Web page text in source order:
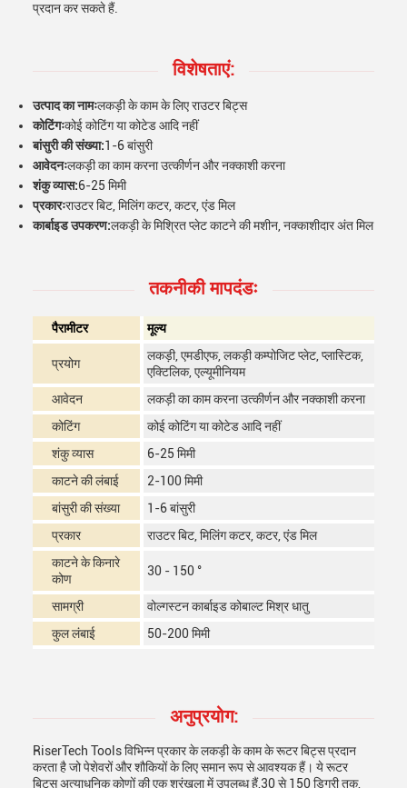
प्रदान कर सकते हैं.
विशेषताएं:
उत्पाद का नामःलकड़ी के काम के लिए राउटर बिट्स
कोटिंगःकोई कोटिंग या कोटेड आदि नहीं
बांसुरी की संख्या:1-6 बांसुरी
आवेदनःलकड़ी का काम करना उत्कीर्णन और नक्काशी करना
शंकु व्यास:6-25 मिमी
प्रकारःराउटर बिट, मिलिंग कटर, कटर, एंड मिल
कार्बाइड उपकरण:लकड़ी के मिश्रित प्लेट काटने की मशीन, नक्काशीदार अंत मिल
तकनीकी मापदंडः
पैरामीटर मूल्य
प्रयोग
लकड़ी, एमडीएफ, लकड़ी कम्पोजिट प्लेट, प्लास्टिक,
एक्टिलिक, एल्यूमीनियम
आवेदन
लकड़ी का काम करना उत्कीर्णन और नक्काशी करना
कोटिंग
कोई कोटिंग या कोटेड आदि नहीं
शंकु व्यास
6-25 मिमी
काटने की लंबाई
2-100 मिमी
बांसुरी की संख्या
1-6 बांसुरी
प्रकार
राउटर बिट, मिलिंग कटर, कटर, एंड मिल
काटने के किनारे
कोण
30 - 150 °
सामग्री
वोल्गस्टन कार्बाइड कोबाल्ट मिश्र धातु
कुल लंबाई
50-200 मिमी
अनुप्रयोग:
RiserTech Tools विभिन्न प्रकार के लकड़ी के काम के रूटर बिट्स प्रदान
करता है जो पेशेवरों और शौकियों के लिए समान रूप से आवश्यक हैं। ये रूटर
बिट्स अत्याधुनिक कोणों की एक श्रृंखला में उपलब्ध हैं,30 से 150 डिग्री तक,